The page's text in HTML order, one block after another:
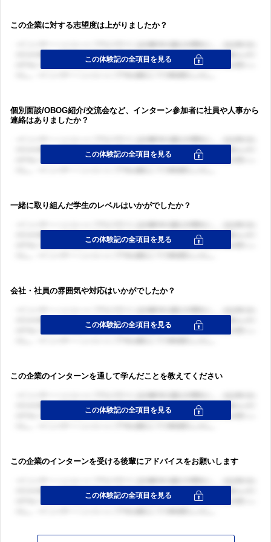
この企業に対する志望度は上がりましたか？
個別面談/OBOG紹介/交流会など、インターン参加者に社員や人事から
連絡はありましたか？
一緒に取り組んだ学生のレベルはいかがでしたか？
会社・社員の雰囲気や対応はいかがでしたか？
この企業のインターンを通して学んだことを教えてください
この企業のインターンを受ける後輩にアドバイスをお願いします